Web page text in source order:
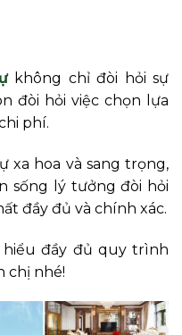
không chỉ đòi hỏi sự
đòi hỏi việc chọn lựa
phí.
xa hoa và sang trọng,
sống lý tưởng đòi hỏi
đầy đủ và chính xác.
đầy đủ quy trình
chị nhé!